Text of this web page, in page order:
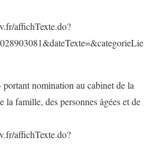
affichTexte.do?
nomination au cabinet de la
la famille, des personnes âgées et de
affichTexte.do?